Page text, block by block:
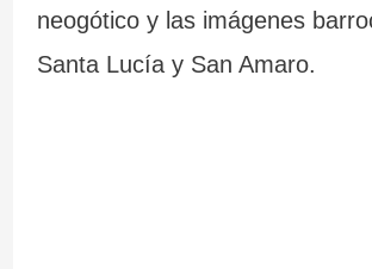
neogótico y las imágenes
Santa Lucía y San Amaro.